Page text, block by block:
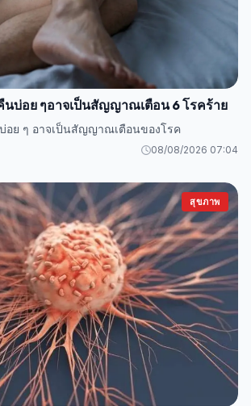
บ่อย ๆอาจเป็นสัญญาณเตือน 6 โรคร้าย
อย ๆ อาจเป็นสัญญาณเตือนของโรค
08/08/2026 07:04
สุขภาพ